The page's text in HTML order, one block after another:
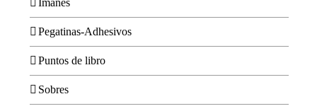
Imanes
Pegatinas-Adhesivos
Puntos de libro
Sobres